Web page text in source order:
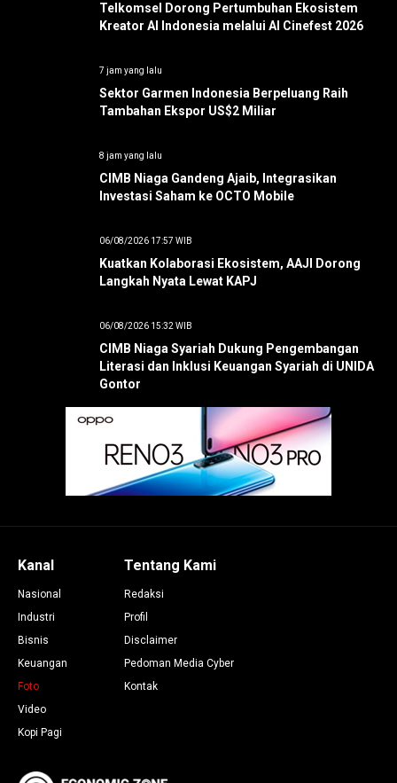
Telkomsel Dorong Pertumbuhan Ekosistem
Kreator AI Indonesia melalui AI Cinefest 2026
7 jam yang lalu
Sektor Garmen Indonesia Berpeluang Raih
Tambahan Ekspor US$2 Miliar
8 jam yang lalu
CIMB Niaga Gandeng Ajaib, Integrasikan
Investasi Saham ke OCTO Mobile
06/08/2026 17:57 WIB
Kuatkan Kolaborasi Ekosistem, AAJI Dorong
Langkah Nyata Lewat KAPJ
06/08/2026 15:32 WIB
CIMB Niaga Syariah Dukung Pengembangan
Literasi dan Inklusi Keuangan Syariah di UNIDA
Gontor
Kanal
Nasional
Industri
Bisnis
Keuangan
Foto
Video
Kopi Pagi
Tentang Kami
Redaksi
Profil
Disclaimer
Pedoman Media Cyber
Kontak